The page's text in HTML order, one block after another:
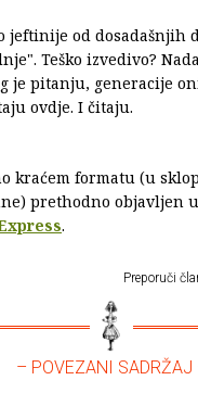
jeftinije od dosadašnjih
Teško izvedivo?
je pitanju, generacije
ovdje. I čitaju.
kraćem formatu (u
prethodno objavljen
.
Preporuči
– POVEZANI SADRŽAJ